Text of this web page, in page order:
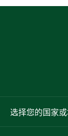
选择您的国家